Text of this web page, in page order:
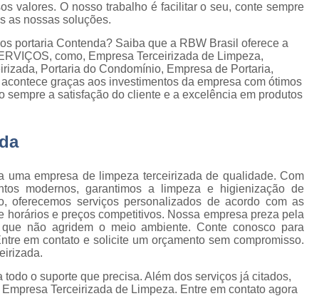
Empresa
Empresa
Empresa
Empresa de
Empresa de
Empresa
Empresa
Empresa
valores. O nosso trabalho é facilitar o seu, conte sempre
as nossas soluções.
portaria Contenda? Saiba que a RBW Brasil oferece a
como, Empresa Terceirizada de Limpeza,
Portaria do Condomínio, Empresa de Portaria,
graças aos investimentos da empresa com ótimos
a satisfação do cliente e a excelência em produtos
empresa de limpeza terceirizada de qualidade. Com
modernos, garantimos a limpeza e higienização de
oferecemos serviços personalizados de acordo com as
e preços competitivos. Nossa empresa preza pela
não agridem o meio ambiente. Conte conosco para
em contato e solicite um orçamento sem compromisso.
o suporte que precisa. Além dos serviços já citados,
Terceirizada de Limpeza. Entre em contato agora